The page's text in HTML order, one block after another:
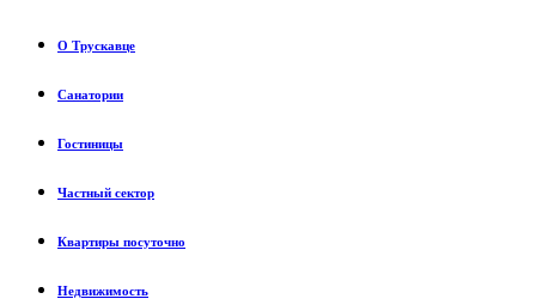
О Трускавце
Санатории
Гостиницы
Частный сектор
Квартиры посуточно
Недвижимость